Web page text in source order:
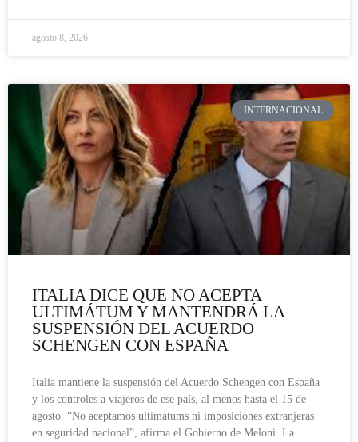
agosto 8, 2026
INTERNACIONAL
ITALIA DICE QUE NO ACEPTA
ULTIMÁTUM Y MANTENDRÁ LA
SUSPENSIÓN DEL ACUERDO
SCHENGEN CON ESPAÑA
Italia mantiene la suspensión del Acuerdo Schengen con España
y los controles a viajeros de ese país, al menos hasta el 15 de
agosto. “No aceptamos ultimátums ni imposiciones extranjeras
en seguridad nacional”, afirma el Gobierno de Meloni. La